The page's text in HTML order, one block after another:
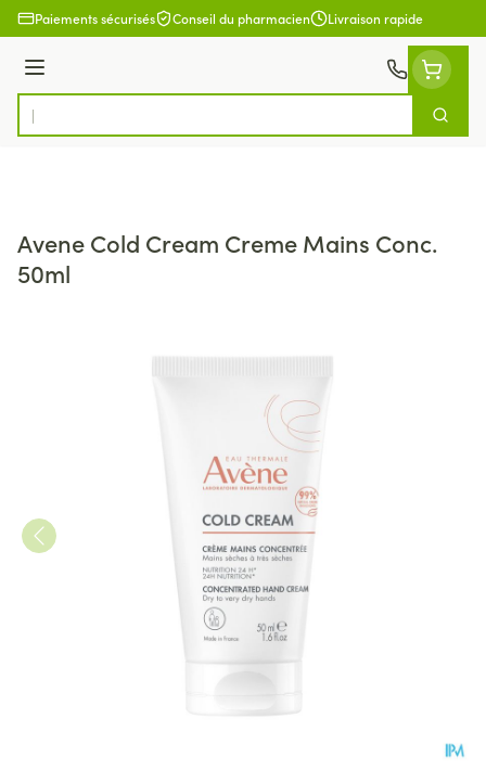
Aller au contenu
Paiements sécurisés Conseil du pharmacien Livraison rapide
Menu
Rechercher
Avene Cold Cream Creme Mains Conc.
50ml